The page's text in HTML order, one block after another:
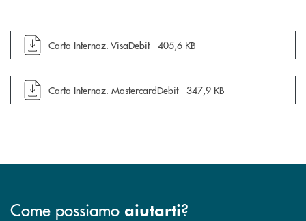
apre documento in una nuova finestra
Carta Internaz. VisaDebit - 405,6 KB
apre documento in una nuova finestra
Carta Internaz. MastercardDebit - 347,9 KB
Come possiamo aiutarti?